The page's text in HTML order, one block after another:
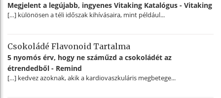
Megjelent a legújabb, ingyenes Vitaking Katalógus - Vitaking
[…] különösen a téli időszak kihívásaira, mint például...
Csokoládé Flavonoid Tartalma
5 nyomós érv, hogy ne száműzd a csokoládét az
étrendedből - Remind
[…] kedvez azoknak, akik a kardiovaszkuláris megbetege...